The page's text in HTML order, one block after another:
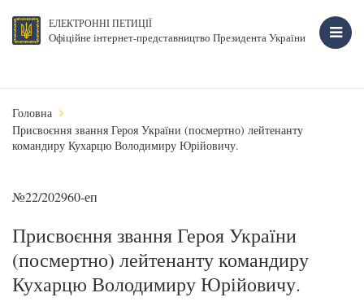
ЕЛЕКТРОННІ ПЕТИЦІЇ
Офіційне інтернет-представництво Президента України
Головна
Присвоєння звання Героя України (посмертно) лейтенанту
командиру Кухарцю Володимиру Юрійовичу.
№22/202960-еп
Присвоєння звання Героя України
(посмертно) лейтенанту командиру
Кухарцю Володимиру Юрійовичу.